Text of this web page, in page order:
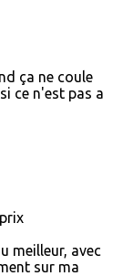
ça ne coule
ce n'est pas a
meilleur, avec
sur ma